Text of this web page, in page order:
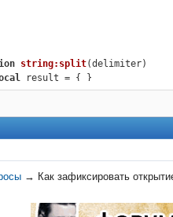
string:split(delimiter)
result = { }
from  = 1
delim_from do
        delim_from, delim_to =
result
→ Как зафиксировать